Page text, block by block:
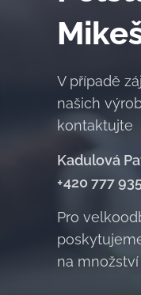
V případě
našich
kontaktujte
Kadulová
+420 777
Pro
na